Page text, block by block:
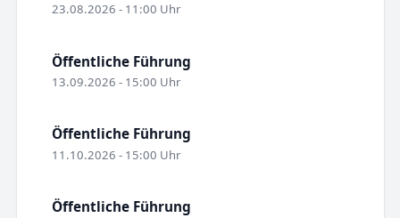
23.08.2026 - 11:00 Uhr
Öffentliche Führung
13.09.2026 - 15:00 Uhr
Öffentliche Führung
11.10.2026 - 15:00 Uhr
Öffentliche Führung